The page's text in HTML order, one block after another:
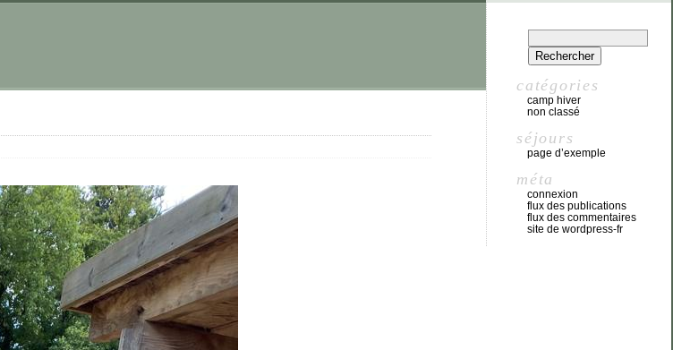
catégories
camp hiver
non classé
séjours
page d’exemple
méta
connexion
flux des publications
flux des commentaires
site de wordpress-fr